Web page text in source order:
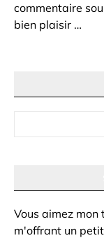
commentaire
bien plaisir …
Vous aimez mon
m'offrant un